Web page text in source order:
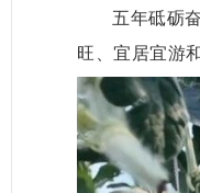
五年砥砺
旺、宜居宜游